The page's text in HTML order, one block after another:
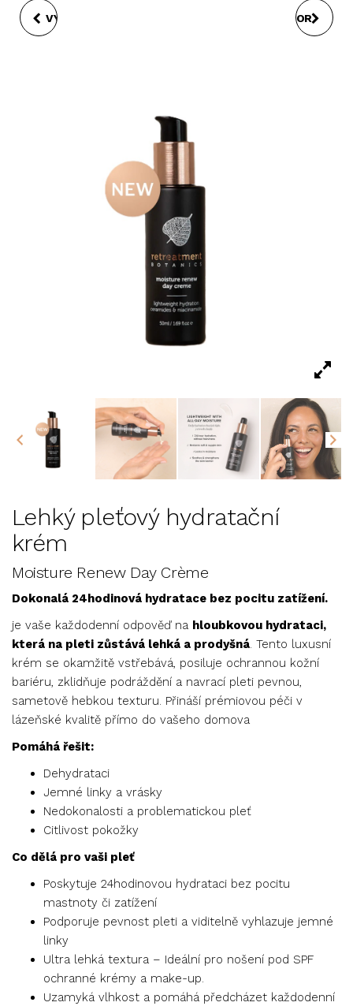
VYHLAZUJÍCÍ PEELING ŠTĚTEC NA KOREKTOR
Lehký pleťový hydratační
krém
Moisture Renew Day Crème
Dokonalá 24hodinová hydratace bez pocitu zatížení.
je vaše každodenní odpověď na hloubkovou hydrataci,
která na pleti zůstává lehká a prodyšná. Tento luxusní
krém se okamžitě vstřebává, posiluje ochrannou kožní
bariéru, zklidňuje podráždění a navrací pleti pevnou,
sametově hebkou texturu. Přináší prémiovou péči v
lázeňské kvalitě přímo do vašeho domova
Pomáhá řešit:
Dehydrataci
Jemné linky a vrásky
Nedokonalosti a problematickou pleť
Citlivost pokožky
Co dělá pro vaši pleť
Poskytuje 24hodinovou hydrataci bez pocitu
mastnoty či zatížení
Podporuje pevnost pleti a viditelně vyhlazuje jemné
linky
Ultra lehká textura – Ideální pro nošení pod SPF
ochranné krémy a make-up.
Uzamyká vlhkost a pomáhá předcházet každodenní